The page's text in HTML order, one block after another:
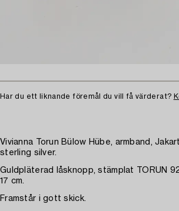
Har du ett liknande föremål du vill få värderat?
Vivianna Torun Bülow Hübe, armband,
sterling silver.
Guldpläterad låsknopp, stämplat TORUN
17 cm.
Framstår i gott skick.